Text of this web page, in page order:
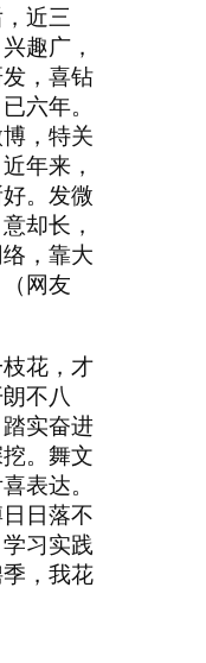
近三
趣广，
，喜钻
六年。
，特关
年来，
。发微
却长，
，靠大
网友
花，才
不八
实奋进
。舞文
表达。
日落不
习实践
，我花